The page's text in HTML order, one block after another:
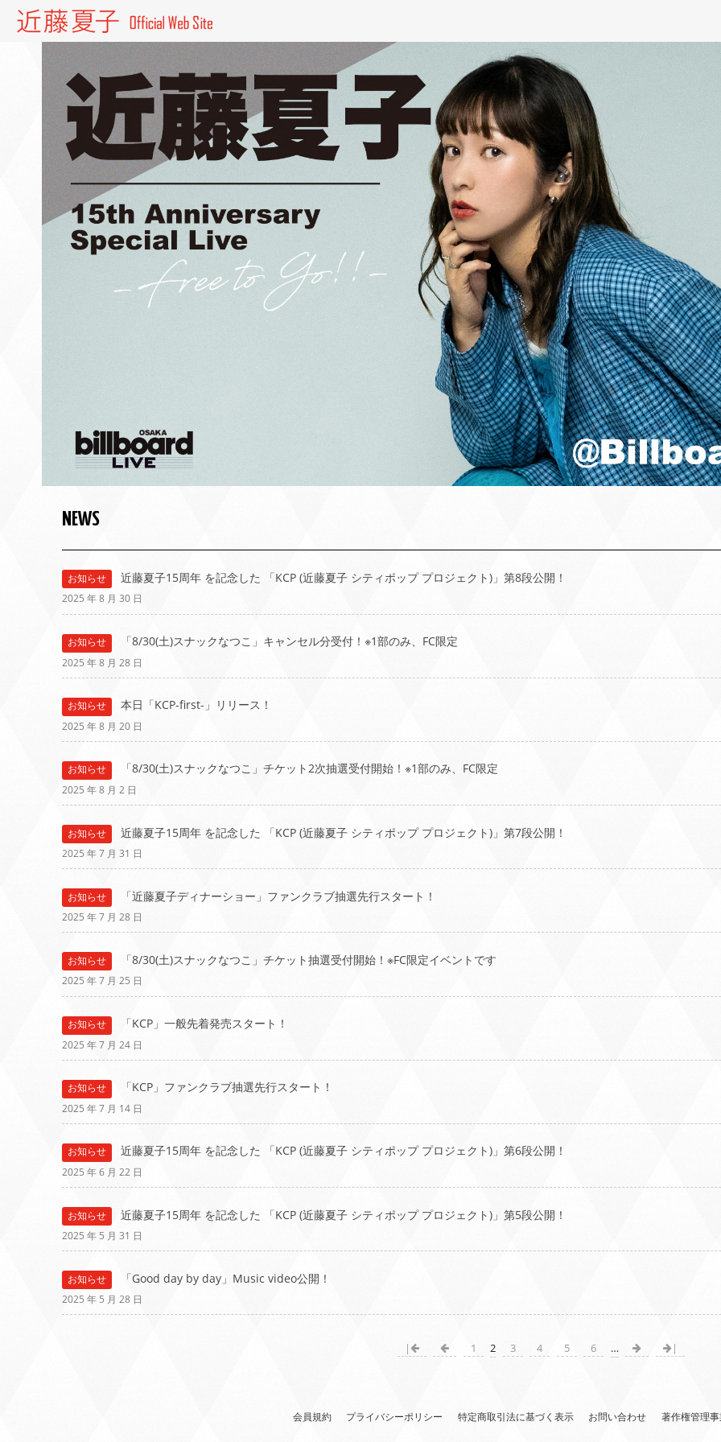
近藤夏子 Official website
NEWS
お知らせ 近藤夏子15周年 を記念した 「KCP (近藤夏子 シティポップ プロジェクト)」第8段公開！
2025 年 8 月 30 日
お知らせ 「8/30(土)スナックなつこ」キャンセル分受付！※1部のみ、FC限定
2025 年 8 月 28 日
お知らせ 本日「KCP-first-」リリース！
2025 年 8 月 20 日
お知らせ 「8/30(土)スナックなつこ」チケット2次抽選受付開始！※1部のみ、FC限定
2025 年 8 月 2 日
お知らせ 近藤夏子15周年 を記念した 「KCP (近藤夏子 シティポップ プロジェクト)」第7段公開！
2025 年 7 月 31 日
お知らせ 「近藤夏子ディナーショー」ファンクラブ抽選先行スタート！
2025 年 7 月 28 日
お知らせ 「8/30(土)スナックなつこ」チケット抽選受付開始！※FC限定イベントです
2025 年 7 月 25 日
お知らせ 「KCP」一般先着発売スタート！
2025 年 7 月 24 日
お知らせ 「KCP」ファンクラブ抽選先行スタート！
2025 年 7 月 14 日
お知らせ 近藤夏子15周年 を記念した 「KCP (近藤夏子 シティポップ プロジェクト)」第6段公開！
2025 年 6 月 22 日
お知らせ 近藤夏子15周年 を記念した 「KCP (近藤夏子 シティポップ プロジェクト)」第5段公開！
2025 年 5 月 31 日
お知らせ 「Good day by day」Music video公開！
2025 年 5 月 28 日
| 1 2 3 4 5 6 … |
会員規約 プライバシーポリシー 特定商取引法に基づく表示 お問い合わせ 著作権管理